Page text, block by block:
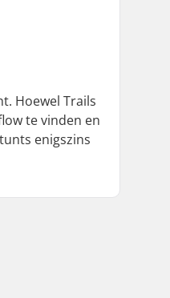
Hoewel Trails
te vinden en
enigszins